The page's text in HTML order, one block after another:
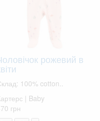
рожевий в
100% cotton..
| Baby
грн